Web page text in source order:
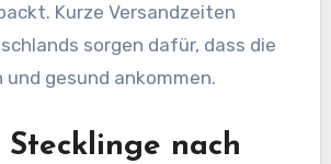
Kurze Versandzeiten
sorgen dafür, dass die
und gesund ankommen.
Stecklinge nach